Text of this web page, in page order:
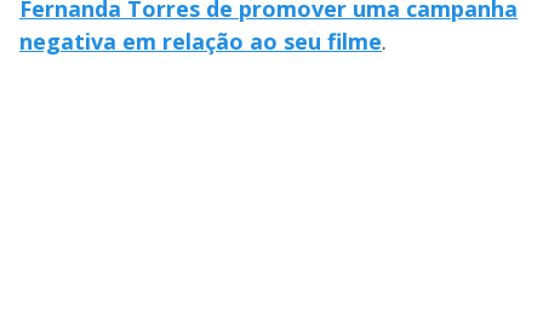
Fernanda Torres de promover uma campanha
negativa em relação ao seu filme.